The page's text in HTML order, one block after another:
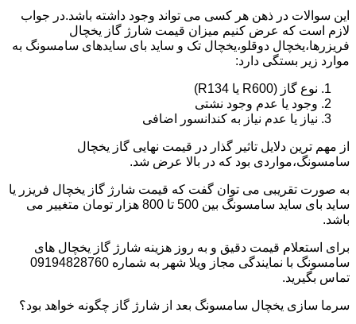
این سوالات در ذهن هر کسی می تواند وجود داشته باشد.در جواب
لازم است که عرض کنیم میزان قیمت شارژ گاز یخچال
فریزرها،یخچال دوقلو،یخچال تک و ساید بای سایدهای سامسونگ به
موارد زیر بستگی دارد:
نوع گاز (R600 یا R134)
وجود یا عدم وجود نشتی
نیاز یا عدم نیاز به کندانسور اضافی
از مهم ترین دلایل تاثیر گذار در قیمت نهایی گاز یخچال
سامسونگ،مواردی بود که در بالا عرض شد.
به صورت تقریبی می توان گفت که قیمت شارژ گاز یخچال فریزر یا
ساید بای ساید سامسونگ بین 500 تا 800 هزار تومان متغییر می
باشد.
برای استعلام قیمت دقیق و به روز هزینه شارژ گاز یخچال های
سامسونگ با نمایندگی مجاز ویلا شهر به شماره 09194828760
تماس بگیرید.
سرما سازی یخچال سامسونگ بعد از شارژ گاز چگونه خواهد بود؟